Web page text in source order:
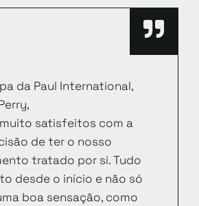
da Paul International,
satisfeitos com a
de ter o nosso
tratado por si. Tudo
desde o início e não só
boa sensação, como